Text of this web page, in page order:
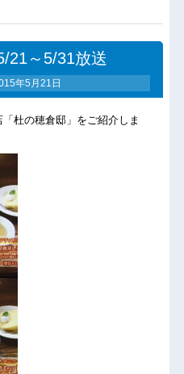
21～5/31放送
年5月21日
杜の穂倉邸」をご紹介しま